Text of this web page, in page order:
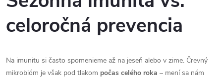
celoročná prevencia
Na imunitu si často spomenieme až na jeseň alebo v zime. Črevný
mikrobióm je však pod tlakom počas celého roka – mení sa nám